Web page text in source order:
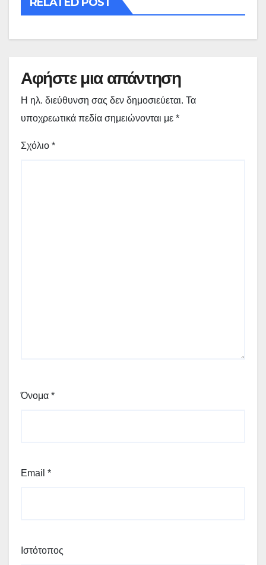
Αφήστε μια απάντηση
Η ηλ. διεύθυνση σας δεν δημοσιεύεται. Τα
υποχρεωτικά πεδία σημειώνονται με *
Σχόλιο *
Όνομα *
Email *
Ιστότοπος